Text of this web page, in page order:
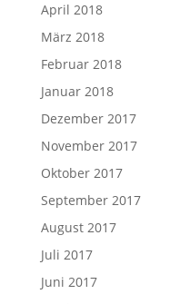
April 2018
März 2018
Februar 2018
Januar 2018
Dezember 2017
November 2017
Oktober 2017
September 2017
August 2017
Juli 2017
Juni 2017